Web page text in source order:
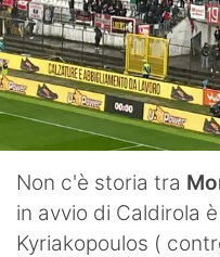
Non c'è storia tra
in avvio di Caldirola
Kyriakopoulos (